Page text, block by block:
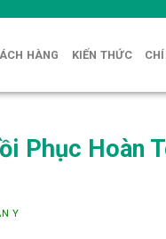
HÀNG KIẾN THỨC
Phục Hoàn
Y